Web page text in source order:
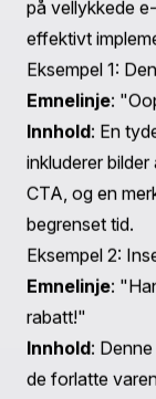
produktene
hjelpe med å
oppmuntre
6. Tilby
Sørg for at
hjelp. Inkluder
spørsmål for å
måtte ha.
7. Analyser
Etter å ha
deres ved hjelp
åpningsrater,
kontinuerlig